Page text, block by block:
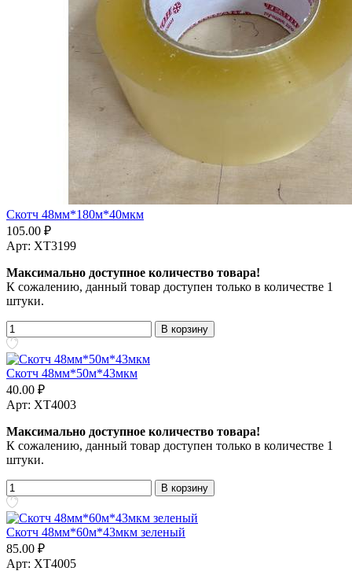
Скотч 48мм*180м*40мкм
105.00 ₽
Арт: XT3199
Максимально доступное количество товара!
К сожалению, данный товар доступен только в количестве 1
штуки.
В корзину
Скотч 48мм*50м*43мкм
40.00 ₽
Арт: XT4003
Максимально доступное количество товара!
К сожалению, данный товар доступен только в количестве 1
штуки.
В корзину
Скотч 48мм*60м*43мкм зеленый
85.00 ₽
Арт: XT4005